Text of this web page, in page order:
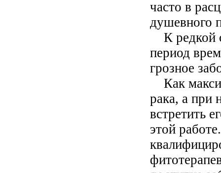
часто в
душевного
К редкой
период
грозное
Как
рака, а при
встретить
этой